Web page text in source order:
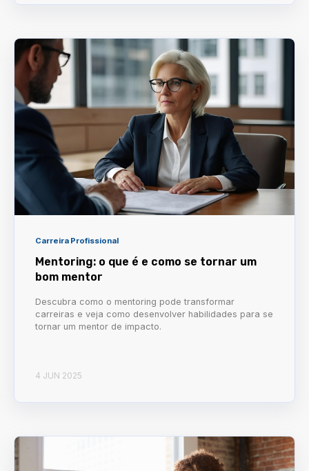
Carreira Profissional
Mentoring: o que é e como se tornar um
bom mentor
Descubra como o mentoring pode transformar
carreiras e veja como desenvolver habilidades para se
tornar um mentor de impacto.
4 JUN 2025